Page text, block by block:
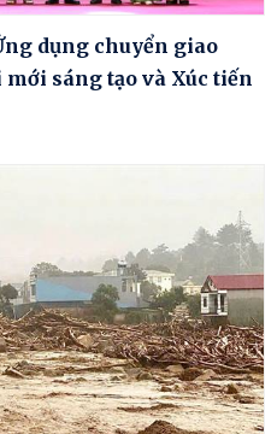
dụng chuyển giao
sáng tạo và Xúc tiến